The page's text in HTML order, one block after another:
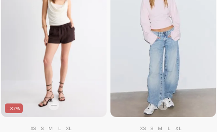
–37%
XS S M L XL XS S M L XL